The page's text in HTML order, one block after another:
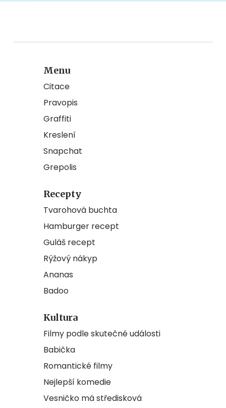
Menu
Citace
Pravopis
Graffiti
Kreslení
Snapchat
Grepolis
Recepty
Tvarohová buchta
Hamburger recept
Guláš recept
Rýžový nákyp
Ananas
Badoo
Kultura
Filmy podle skutečné události
Babička
Romantické filmy
Nejlepší komedie
Vesničko má středisková